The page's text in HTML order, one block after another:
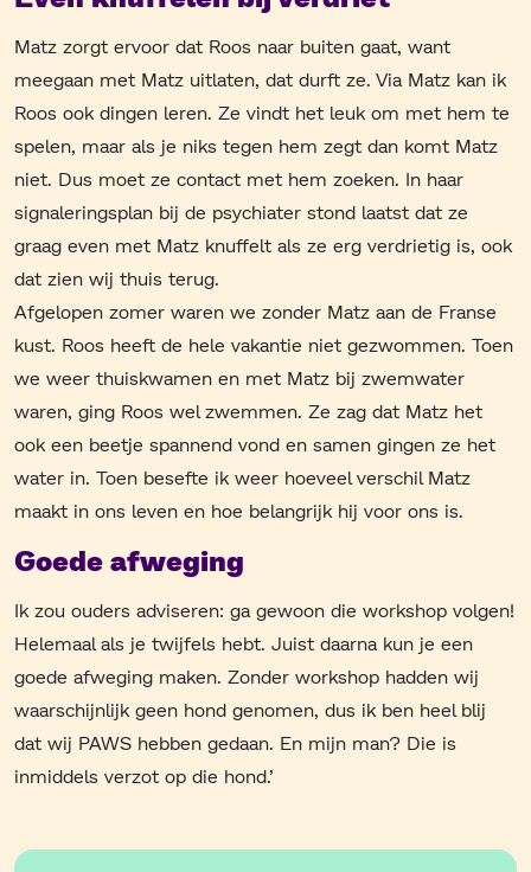
Matz zorgt ervoor dat Roos naar buiten gaat, want
meegaan met Matz uitlaten, dat durft ze. Via Matz kan ik
Roos ook dingen leren. Ze vindt het leuk om met hem te
spelen, maar als je niks tegen hem zegt dan komt Matz
niet. Dus moet ze contact met hem zoeken. In haar
signaleringsplan bij de psychiater stond laatst dat ze
graag even met Matz knuffelt als ze erg verdrietig is, ook
dat zien wij thuis terug.
Afgelopen zomer waren we zonder Matz aan de Franse
kust. Roos heeft de hele vakantie niet gezwommen. Toen
we weer thuiskwamen en met Matz bij zwemwater
waren, ging Roos wel zwemmen. Ze zag dat Matz het
ook een beetje spannend vond en samen gingen ze het
water in. Toen besefte ik weer hoeveel verschil Matz
maakt in ons leven en hoe belangrijk hij voor ons is.
Goede afweging
Ik zou ouders adviseren: ga gewoon die workshop volgen!
Helemaal als je twijfels hebt. Juist daarna kun je een
goede afweging maken. Zonder workshop hadden wij
waarschijnlijk geen hond genomen, dus ik ben heel blij
dat wij PAWS hebben gedaan. En mijn man? Die is
inmiddels verzot op die hond.’